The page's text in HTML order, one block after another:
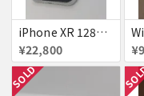
iPhone XR 128GB SIMフリー
¥22,800
SOLD